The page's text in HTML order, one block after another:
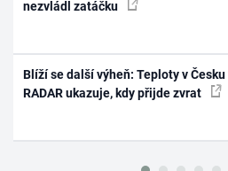
nezvládl zatáčku
Blíží se další výheň: Teploty v
RADAR ukazuje, kdy přijde zvrat